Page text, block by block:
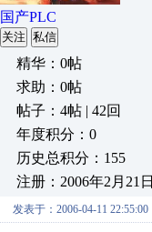
国产PLC
关注 私信
精华：0帖
求助：0帖
帖子：4帖 | 42回
年度积分：0
历史总积分：155
注册：2006年2月21日
发表于：2006-04-11 22:55:00